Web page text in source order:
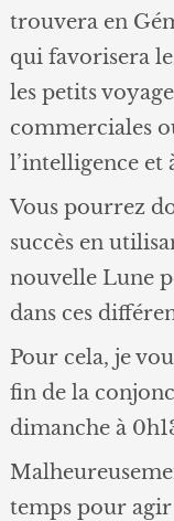
trouvera en
qui favorisera
les petits
commerciales
l’intelligence et
Vous pourrez
succès en
nouvelle Lune
dans ces
Pour cela, je
fin de la
dimanche à
temps pour